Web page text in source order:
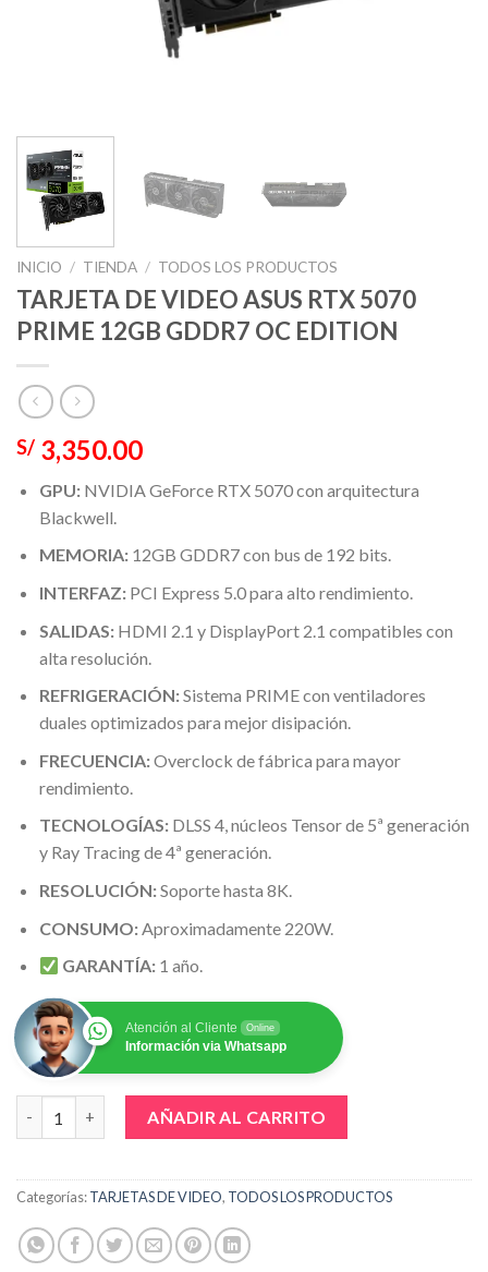
INICIO / TIENDA / TODOS LOS PRODUCTOS
TARJETA DE VIDEO ASUS RTX 5070
PRIME 12GB GDDR7 OC EDITION
S/ 3,350.00
GPU:NVIDIA GeForce RTX 5070 con arquitectura
Blackwell.
MEMORIA:12GB GDDR7 con bus de 192 bits.
INTERFAZ:PCI Express 5.0 para alto rendimiento.
SALIDAS:HDMI 2.1 y DisplayPort 2.1 compatibles con
alta resolución.
REFRIGERACIÓN:Sistema PRIME con ventiladores
duales optimizados para mejor disipación.
FRECUENCIA:Overclock de fábrica para mayor
rendimiento.
TECNOLOGÍAS:DLSS 4, núcleos Tensor de 5ª generación
y Ray Tracing de 4ª generación.
RESOLUCIÓN:Soporte hasta 8K.
CONSUMO:Aproximadamente 220W.
GARANTÍA: 1 año.
Atención al Cliente Online
Información via Whatsapp
TARJETA DE VIDEO ASUS RTX 5070 PRIME 12GB GDDR7 OC
AÑADIR AL CARRITO
Categorías:TARJETAS DE VIDEO, TODOS LOS PRODUCTOS